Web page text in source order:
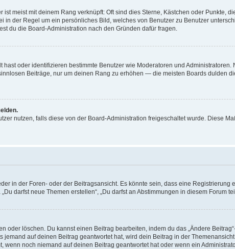
meist mit deinem Rang verknüpft: Oft sind dies Sterne, Kästchen oder Punkte,
der Regel um ein persönliches Bild, welches von Benutzer zu Benutzer
du die Board-Administration nach den Gründen dafür fragen.
oder identifizieren bestimmte Benutzer wie Moderatoren und
Beiträge, nur um deinen Rang zu erhöhen — die meisten Boards dulden
nutzen, falls diese von der Board-Administration freigeschaltet wurde. Diese
in der Foren- oder der Beitragsansicht. Es könnte sein, dass eine
darfst neue Themen erstellen“, „Du darfst an Abstimmungen in diesem Forum
löschen. Du kannst einen Beitrag bearbeiten, indem du das „Ändere
auf deinen Beitrag geantwortet hat, wird dein Beitrag in der
noch niemand auf deinen Beitrag geantwortet hat oder wenn ein